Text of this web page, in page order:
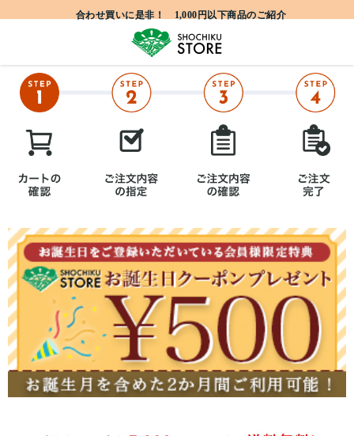
合わせ買いに是非！ 1,000円以下商品のご紹介